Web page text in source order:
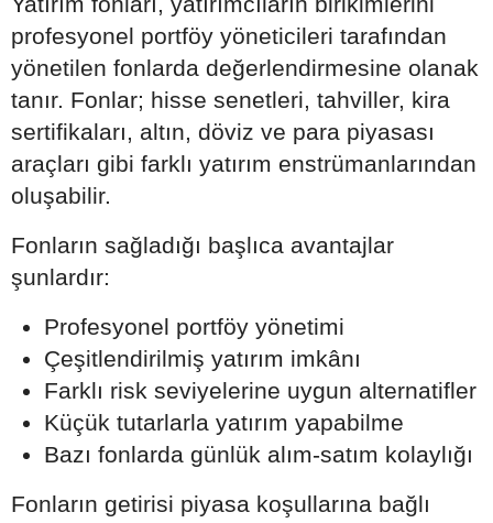
profesyonel portföy yöneticileri tarafından
yönetilen fonlarda değerlendirmesine olanak
tanır. Fonlar; hisse senetleri, tahviller, kira
sertifikaları, altın, döviz ve para piyasası
araçları gibi farklı yatırım enstrümanlarından
oluşabilir.
Fonların sağladığı başlıca avantajlar
şunlardır:
Profesyonel portföy yönetimi
Çeşitlendirilmiş yatırım imkânı
Farklı risk seviyelerine uygun alternatifler
Küçük tutarlarla yatırım yapabilme
Bazı fonlarda günlük alım-satım kolaylığı
Fonların getirisi piyasa koşullarına bağlı